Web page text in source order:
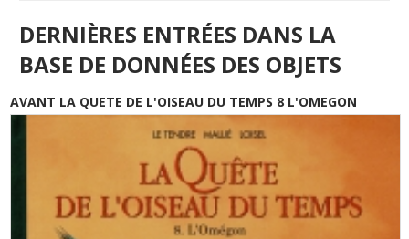
DERNIÈRES ENTRÉES DANS LA
BASE DE DONNÉES DES OBJETS
AVANT LA QUETE DE L'OISEAU DU TEMPS 8 L'OMEGON